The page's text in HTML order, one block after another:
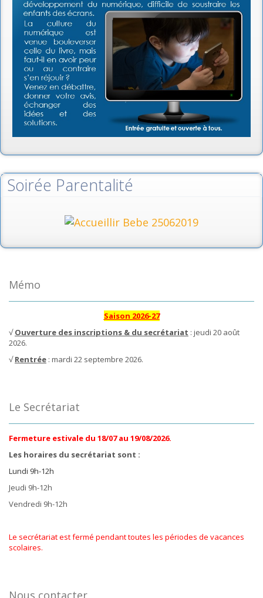
Soirée Parentalité
Mémo
Saison 2026-27
√Ouverture des inscriptions & du secrétariat : jeudi 20 août
2026.
√Rentrée : mardi 22 septembre 2026.
Le Secrétariat
Fermeture estivale du 18/07 au 19/08/2026.
Les horaires du secrétariat sont :
Lundi 9h-12h
Jeudi 9h-12h
Vendredi 9h-12h
Le secrétariat est fermé pendant toutes les périodes de vacances
scolaires.